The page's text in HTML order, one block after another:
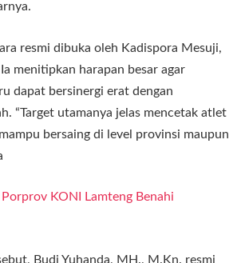
resmi dibuka oleh Kadispora Mesuji,
menitipkan harapan besar agar
dapat bersinergi erat dengan
“Target utamanya jelas mencetak atlet
bersaing di level provinsi maupun
Porprov KONI Lamteng Benahi
Budi Yuhanda, MH., M.Kn. resmi